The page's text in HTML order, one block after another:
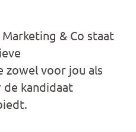
& Co staat
zowel voor jou als
kandidaat